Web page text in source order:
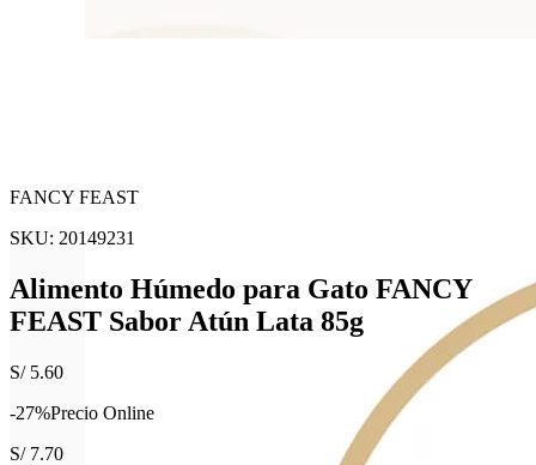
FANCY FEAST
SKU: 20149231
Alimento Húmedo para Gato FANCY
FEAST Sabor Atún Lata 85g
S/ 5.60
-27%Precio Online
S/ 7.70